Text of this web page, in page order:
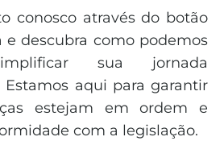
conosco através do botão
descubra como podemos
sua jornada
Estamos aqui para garantir
estejam em ordem e
com a legislação.